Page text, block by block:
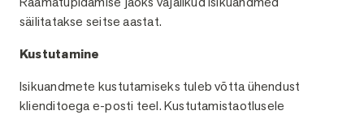
säilitatakse seitse aastat.
Kustutamine
Isikuandmete kustutamiseks tuleb võtta ühendust
klienditoega e-posti teel. Kustutamistaotlusele